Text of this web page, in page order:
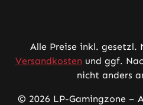
Alle Preise inkl. gesetzl.
Versandkosten und ggf.
nicht anders
© 2026 LP-Gamingzone –